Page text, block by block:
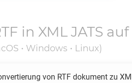
in XML JATS
• Windows • Linux)
von RTF dokument zu